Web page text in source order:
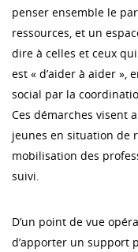
penser ensemble le
ressources, et un
dire à celles et ceux
est « d’aider à aider »,
social par la
Ces démarches visent
jeunes en situation de
mobilisation des
suivi.
D’un point de vue
d’apporter un support